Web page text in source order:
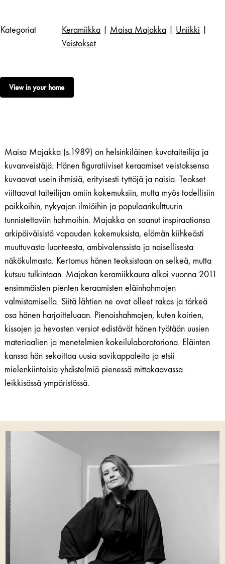
Kategoriat Keramiikka Maisa Majakka Uniikki
Veistokset
View in your home
Maisa Majakka (s.1989) on helsinkiläinen kuvataiteilija ja
kuvanveistäjä. Hänen figuratiiviset keraamiset veistoksensa
kuvaavat usein ihmisiä, erityisesti tyttöjä ja naisia. Teokset
viittaavat taiteilijan omiin kokemuksiin, mutta myös todellisiin
paikkoihin, nykyajan ilmiöihin ja populaarikulttuurin
tunnistettaviin hahmoihin. Majakka on saanut inspiraationsa
arkipäiväisistä vapauden kokemuksista, elämän kiihkeästi
muuttuvasta luonteesta, ambivalenssista ja naisellisesta
näkökulmasta. Kertomus hänen teoksistaan on selkeä, mutta
kutsuu tulkintaan. Majakan keramiikkaura alkoi vuonna 2011
ensimmäisten pienten keraamisten eläinhahmojen
valmistamisella. Siitä lähtien ne ovat olleet rakas ja tärkeä
osa hänen harjoitteluaan. Pienoishahmojen, kuten koirien,
kissojen ja hevosten versiot edistävät hänen työtään uusien
materiaalien ja menetelmien kokeilulaboratoriona. Eläinten
kanssa hän sekoittaa uusia savikappaleita ja etsii
mielenkiintoisia yhdistelmiä pienessä mittakaavassa
leikkisässä ympäristössä.